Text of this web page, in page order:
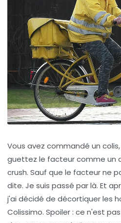
Vous avez commandé un
guettez le facteur comme un
crush. Sauf que le facteur ne
dite. Je suis passé par là. Et
j'ai décidé de décortiquer les
Colissimo. Spoiler : ce n'est